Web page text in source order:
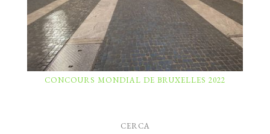
CONCOURS MONDIAL DE BRUXELLES 2022
CERCA